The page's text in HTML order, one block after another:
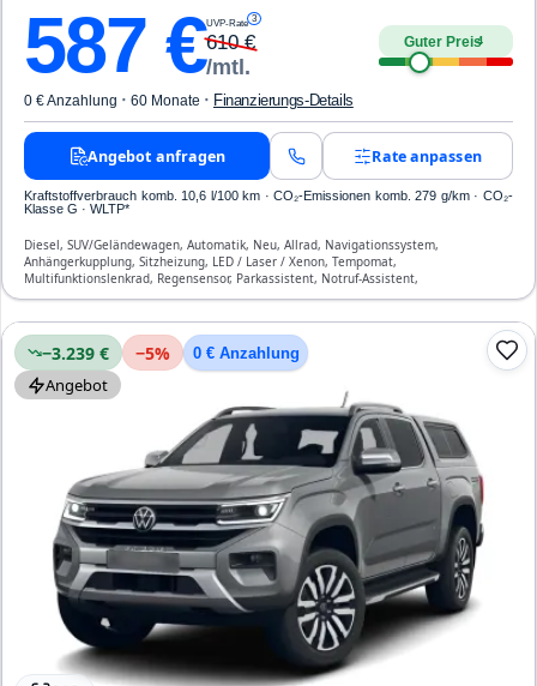
587 €UVP-Rate 3
610€
/mtl.
Guter Preis4
0 € Anzahlung · 60 Monate · Finanzierungs-Details
Angebot anfragen Rate anpassen
Kraftstoffverbrauch komb. 10,6 l/100 km · CO₂-Emissionen komb. 279 g/km · CO₂-
Klasse G · WLTP*
Diesel, SUV/Geländewagen, Automatik, Neu, Allrad, Navigationssystem,
Anhängerkupplung, Sitzheizung, LED / Laser / Xenon, Tempomat,
Multifunktionslenkrad, Regensensor, Parkassistent, Notruf-Assistent,
Verkehrszeichen-Erkennung, ESP, ABS, Klimatisierung, Airbag
−3.239 € −5% 0 € Anzahlung
Angebot